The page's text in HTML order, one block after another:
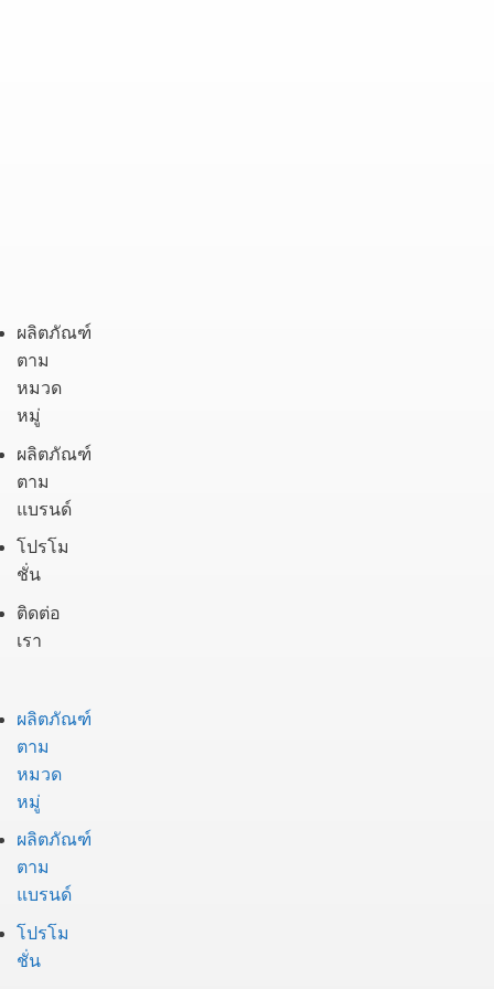
ผลิตภัณฑ์
ตาม
หมวดหมู่
ผลิตภัณฑ์
ตาม
แบรนด์
โปรโมชั่น
ติดต่อเรา
ผลิตภัณฑ์
ผลิตภัณฑ์
ตาม
แบรนด์
โปรโมชั่น
ติดต่อเรา
Phone: